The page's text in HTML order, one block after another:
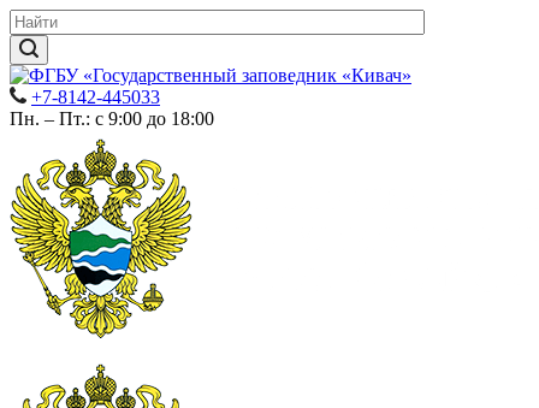
+7-8142-445033
Пн. – Пт.: с 9:00 до 18:00